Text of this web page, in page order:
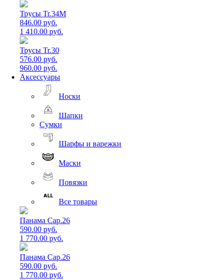
Трусы Tr.34M
846.00 руб.
1 410.00 руб.
Трусы Tr.30
576.00 руб.
960.00 руб.
Аксессуары
Носки
Шапки
Сумки
Шарфы и варежки
Маски
Повязки
Все товары
Панама Cap.26
590.00 руб.
1 770.00 руб.
Панама Cap.26
590.00 руб.
1 770.00 руб.